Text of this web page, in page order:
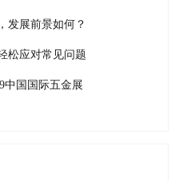
发展前景如何？
松应对常见问题​
中国国际五金展